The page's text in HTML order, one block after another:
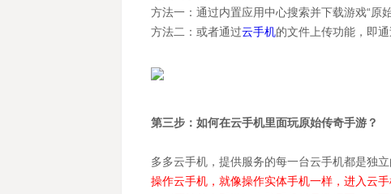
方法一：通过内置应用中心搜索并下载游戏“原始
方法二：或者通过云手机的文件上传功能，即
第三步：如何在云手机里面玩原始传奇手游？
多多云手机，提供服务的每一台云手机都是独
操作云手机，就像操作实体手机一样，进入云